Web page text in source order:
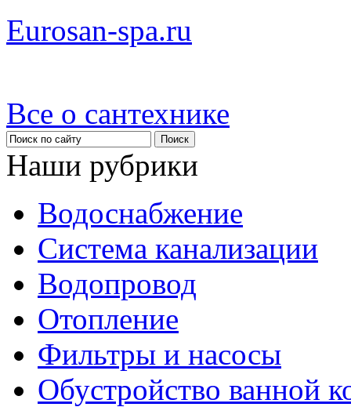
Eurosan-spa.ru
Все о сантехнике
Наши рубрики
Водоснабжение
Система канализации
Водопровод
Отопление
Фильтры и насосы
Обустройство ванной